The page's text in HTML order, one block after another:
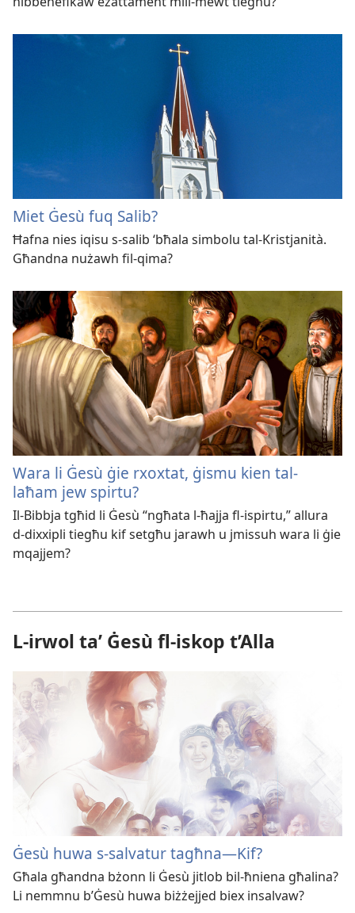
Miet Ġesù fuq Salib?
Ħafna nies iqisu s-salib ‘bħala simbolu tal-Kristjanità.
Għandna nużawh fil-qima?
Wara li Ġesù ġie rxoxtat, ġismu kien tal-
laħam jew spirtu?
Il-Bibbja tgħid li Ġesù “ngħata l-ħajja fl-ispirtu,” allura
d-dixxipli tiegħu kif setgħu jarawh u jmissuh wara li ġie
mqajjem?
L-irwol taʼ Ġesù fl-iskop t’Alla
Ġesù huwa s-salvatur tagħna—Kif?
Għala għandna bżonn li Ġesù jitlob bil-​ħniena għalina?
Li nemmnu b’Ġesù huwa biżżejjed biex insalvaw?